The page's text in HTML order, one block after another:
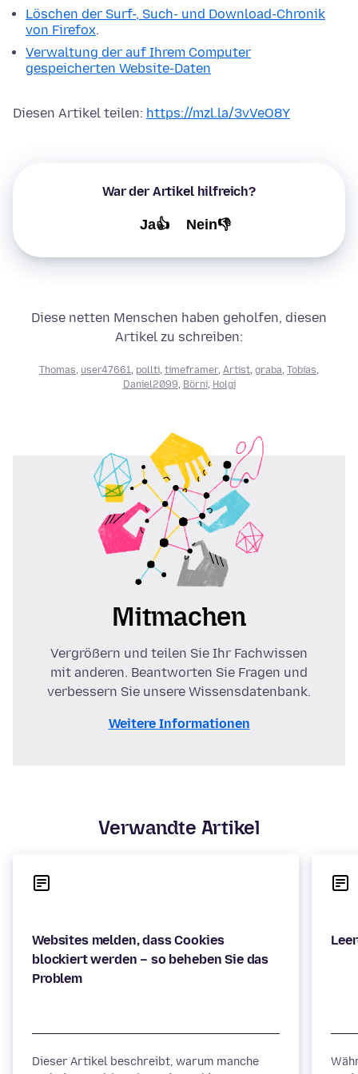
Löschen der Surf-, Such- und Download-Chronik
von Firefox.
Verwaltung der auf Ihrem Computer
gespeicherten Website-Daten
Diesen Artikel teilen: https://mzl.la/3vVeO8Y
War der Artikel hilfreich?
Ja👍 Nein👎
Diese netten Menschen haben geholfen, diesen
Artikel zu schreiben:
Thomas user47661 pollti timeframer, Artist graba Tobias
Daniel2099 Börni, Holgi
Mitmachen
Vergrößern und teilen Sie Ihr Fachwissen
mit anderen. Beantworten Sie Fragen und
verbessern Sie unsere Wissensdatenbank.
Weitere Informationen
Verwandte Artikel
Websites melden, dass Cookies
blockiert werden – so beheben Sie das
Problem
Dieser Artikel beschreibt, warum manche